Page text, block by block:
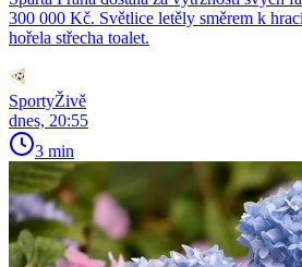
300 000 Kč. Světlice letěly směrem k
hořela střecha toalet.
SportyŽivě
dnes, 20:55
3 min